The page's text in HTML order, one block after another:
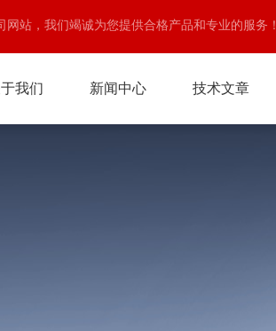
站，我们竭诚为您提供合格产品和专业的服务！
我们 新闻中心 技术文章